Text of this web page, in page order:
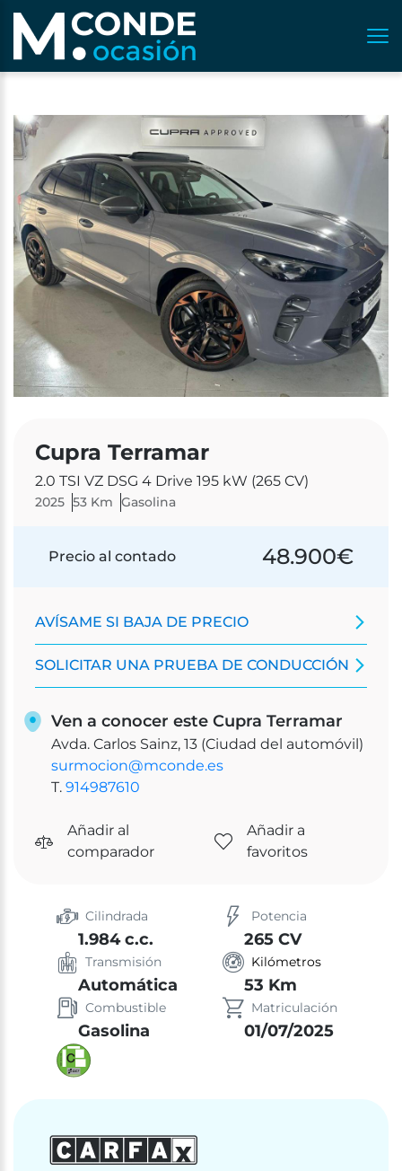
Cupra Terramar
2.0 TSI VZ DSG 4 Drive 195 kW (265 CV)
2025 53 Km Gasolina
Precio al contado 48.900€
AVÍSAME SI BAJA DE PRECIO
SOLICITAR UNA PRUEBA DE CONDUCCIÓN
Ven a conocer este Cupra Terramar
Avda. Carlos Sainz, 13 (Ciudad del automóvil)
surmocion@mconde.es
T. 914987610
Añadir al
comparador
Añadir a
favoritos
Cilindrada
1.984 c.c.
Potencia
265 CV
Transmisión
Automática
Kilómetros
53 Km
Combustible
Gasolina
Matriculación
01/07/2025